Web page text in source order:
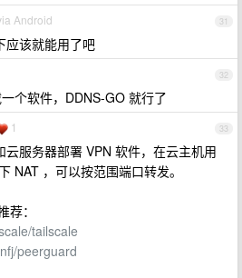
31
Android
应该就能用了吧
32
个软件，DDNS-GO 就行了
33
1
服务器部署 VPN 软件，在云主机用
NAT ，可以按范围端口转发。
：
tailscale
peerguard